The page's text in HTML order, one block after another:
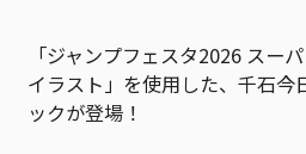
「ジャンプフェスタ2026 スー
イラスト」を使用した、千石今
ックが登場！